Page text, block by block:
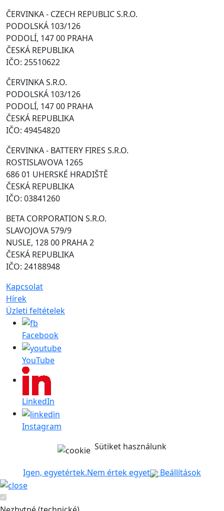
ČERVINKA - CZECH REPUBLIC S.R.O.
PODOLSKÁ 103/126
PODOLÍ, 147 00 PRAHA
ČESKÁ REPUBLIKA
IČO: 25510622
ČERVINKA S.R.O.
PODOLSKÁ 103/126
PODOLÍ, 147 00 PRAHA
ČESKÁ REPUBLIKA
IČO: 49454820
ČERVINKA - BATTERY FIRES S.R.O.
ROSTISLAVOVA 1265
686 01 UHERSKÉ HRADIŠTĚ
ČESKÁ REPUBLIKA
IČO: 03841260
BETA CORPORATION S.R.O.
SLAVOJOVA 579/9
NUSLE, 128 00 PRAHA 2
ČESKÁ REPUBLIKA
IČO: 24188948
Kapcsolat
Hírek
Üzleti feltételek
Facebook
YouTube
LinkedIn
Instagram
Sütiket használunk
Igen, egyetértek.Nem értek egyet Beállítások